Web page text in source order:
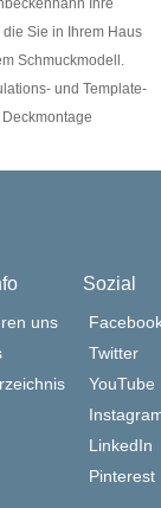
Ihre
Sie in Ihrem Haus
Schmuckmodell.
und Template-
uns
Sozial
Twitter
YouTube
LinkedIn
Pinterest